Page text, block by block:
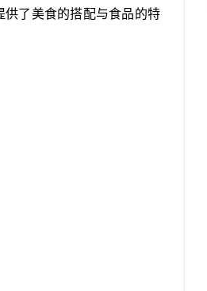
了美食的搭配与食品的特